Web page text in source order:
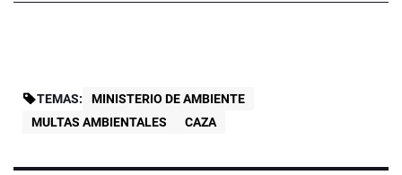
TEMAS:
MINISTERIO DE AMBIENTE
MULTAS AMBIENTALES
CAZA